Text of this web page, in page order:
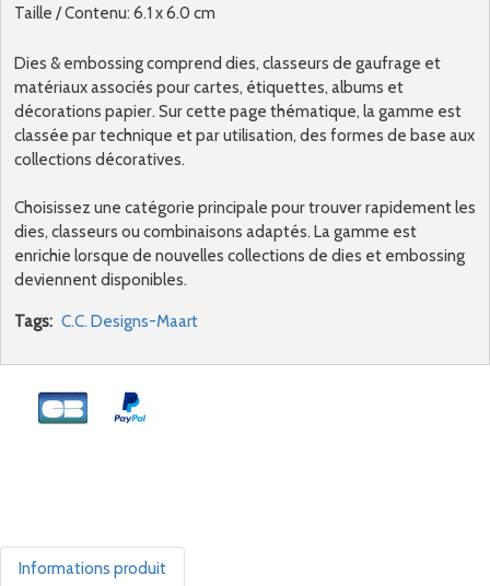
Taille / Contenu: 6.1 x 6.0 cm
Dies & embossing comprend dies, classeurs de gaufrage et
matériaux associés pour cartes, étiquettes, albums et
décorations papier. Sur cette page thématique, la gamme est
classée par technique et par utilisation, des formes de base aux
collections décoratives.
Choisissez une catégorie principale pour trouver rapidement les
dies, classeurs ou combinaisons adaptés. La gamme est
enrichie lorsque de nouvelles collections de dies et embossing
deviennent disponibles.
Tags: C.C. Designs-Maart
Informations produit